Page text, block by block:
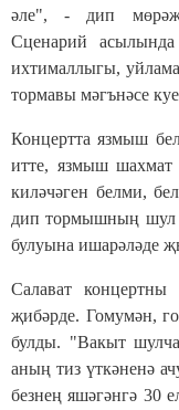
әле", - дип
Сценарий
ихтималлыгы,
тормавы мәгънәсе
Концертта язмыш
итте, язмыш шахмат
киләчәген белми,
дип тормышның шул
булуына ишарәләде
Салават
җибәрде. Гомумән,
булды. "Вакыт
аның тиз үткәненә
безнең яшәгәнгә 30